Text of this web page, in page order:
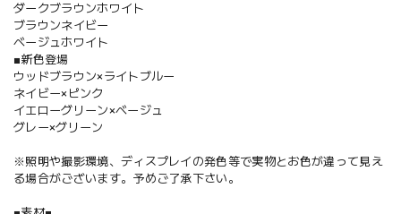
ダークブラウンホワイト
ブラウンネイビー
ベージュホワイト
■新色登場
ウッドブラウン×ライトブルー
ネイビー×ピンク
イエローグリーン×ベージュ
グレー×グリーン
※照明や撮影環境、ディスプレイの発色等で実物とお色が違って見え
る場合がございます。予めご了承下さい。